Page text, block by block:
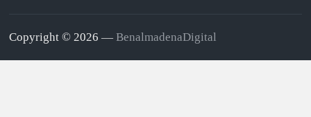
Copyright © 2026 —BenalmadenaDigital